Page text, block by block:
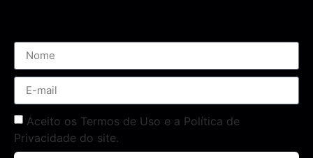
Aceito os Termos de Uso e a Política de
Privacidade do site.